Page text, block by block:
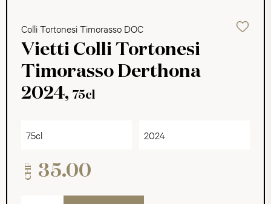
Colli Tortonesi Timorasso DOC
Vietti Colli Tortonesi
Timorasso Derthona
2024, 75cl
75cl 2024
CHF 35.00